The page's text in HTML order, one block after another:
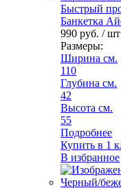
Быстрый
Банкетка
990 руб. / шт
Размеры:
Ширина см.
110
Глубина см.
42
Высота см.
55
Подробнее
Купить в 1
В избранное